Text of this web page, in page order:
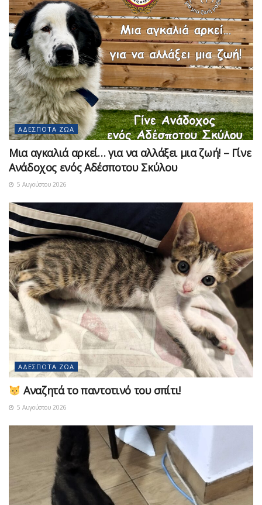
ΑΔΈΣΠΟΤΑ ΖΏΑ
Μια αγκαλιά αρκεί… για να αλλάξει μια ζωή! – Γίνε
Ανάδοχος ενός Αδέσποτου Σκύλου
5 Αυγούστου 2026
ΑΔΈΣΠΟΤΑ ΖΏΑ
Αναζητά το παντοτινό του σπίτι!
5 Αυγούστου 2026